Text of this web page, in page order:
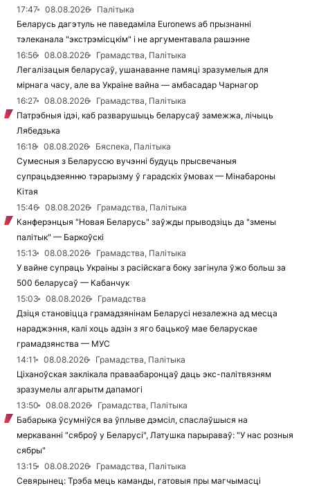
17:47
08.08.2026
Палітыка
Беларусь дагэтуль не паведаміла Euronews аб прызнанні
тэлеканала "экстрэмісцкім" і не аргументавала рашэнне
16:56
08.08.2026
Грамадства, Палітыка
Легалізацыя беларусаў, ушанаванне памяці зразумелыя для
мірнага часу, але ва Украіне вайна — амбасадар Чарнагор
16:27
08.08.2026
Грамадства, Палітыка
Патрэбныя ідэі, каб разварушыць беларусаў замежжа, лічыць
Лябедзька
16:18
08.08.2026
Бяспека, Палітыка
Сумесныя з Беларуссю вучэнні будуць прысвечаныя
супрацьдзеянню тэрарызму ў гарадскіх ўмовах — Мінабароны
Кітая
15:46
08.08.2026
Грамадства, Палітыка
Канферэнцыя "Новая Беларусь" заўжды прыводзіць да "змены
палітык" — Баркоўскі
15:13
08.08.2026
Грамадства, Палітыка
У вайне супраць Украіны з расійскага боку загінула ўжо больш за
500 беларусаў — Кабанчук
15:03
08.08.2026
Грамадства
Дзіця становіцца грамадзянінам Беларусі незалежна ад месца
нараджэння, калі хоць адзін з яго бацькоў мае беларускае
грамадзянства — МУС
14:11
08.08.2026
Грамадства, Палітыка
Ціханоўская заклікала праваабаронцаў даць экс-палітвязням
зразумелы алгарытм дапамогі
13:50
08.08.2026
Грамадства, Палітыка
Бабарыка ўсумніўся ва ўплыве дэмсіл, спаслаўшыся на
меркаванні "сяброў у Беларусі", Латушка парыраваў: "У нас розныя
сябры"
13:15
08.08.2026
Грамадства, Палітыка
Севярынец: Трэба мець каманды, гатовыя пры магчымасці